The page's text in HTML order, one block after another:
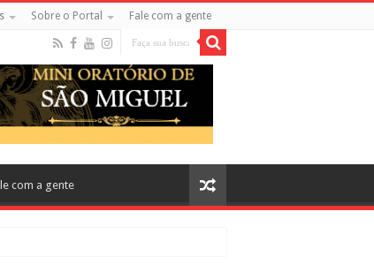
Sobre o Portal Fale com a gente
com a gente